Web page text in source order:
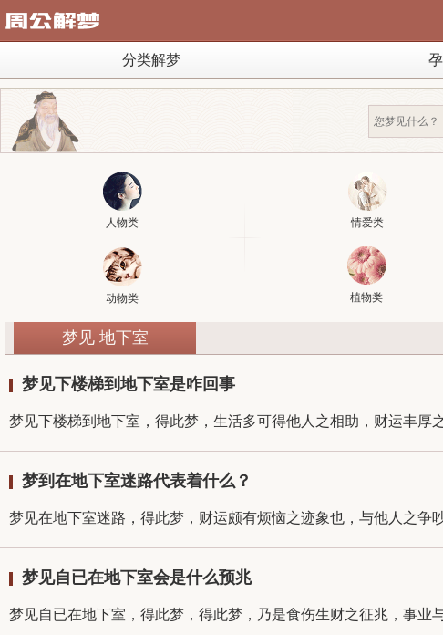
分类解梦
人物类 情爱类
动物类 植物类
梦见 地下室
梦见下楼梯到地下室是咋回事
梦见下楼梯到地下室，得此梦，生活多可得他人之相助，财运丰
梦到在地下室迷路代表着什么？
梦见在地下室迷路，得此梦，财运颇有烦恼之迹象也，与他人之
梦见自已在地下室会是什么预兆
梦见自已在地下室，得此梦，得此梦，乃是食伤生财之征兆，事